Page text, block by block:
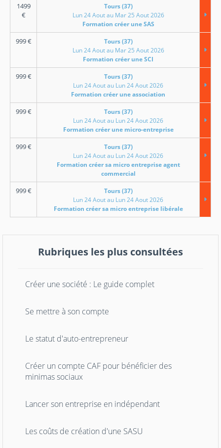
1499
€
Tours (37)
Lun 24 Aout au Mar 25 Aout 2026
Formation créer une SAS
999€
Tours (37)
Lun 24 Aout au Mar 25 Aout 2026
Formation créer une SCI
999€
Tours (37)
Lun 24 Aout au Lun 24 Aout 2026
Formation créer une association
999€
Tours (37)
Lun 24 Aout au Lun 24 Aout 2026
Formation créer une micro-entreprise
999€
Tours (37)
Lun 24 Aout au Lun 24 Aout 2026
Formation créer sa micro entreprise agent
commercial
999€
Tours (37)
Lun 24 Aout au Lun 24 Aout 2026
Formation créer sa micro entreprise libérale
Rubriques les plus consultées
Créer une société : Le guide complet
Se mettre à son compte
Le statut d'auto-entrepreneur
Créer un compte CAF pour bénéficier des
minimas sociaux
Lancer son entreprise en indépendant
Les coûts de création d'une SASU